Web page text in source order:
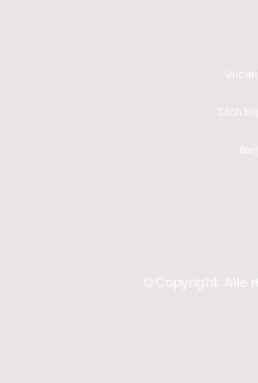
©Copyright. Alle